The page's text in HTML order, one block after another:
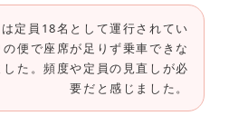
定員18名として運行されてい
便で座席が足りず乗車できな
た。頻度や定員の見直しが必
要だと感じました。